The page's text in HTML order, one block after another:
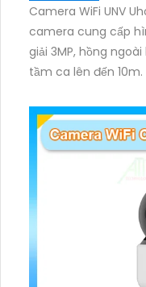
Camera WiFi UNV
camera cung cấp
giải 3MP, hồng
tầm ca lên đến